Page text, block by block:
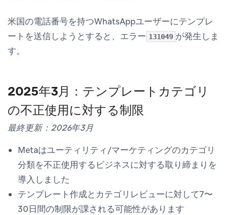
米国の電話番号を持つWhatsAppユーザーにテンプレ
ートを送信しようとすると、エラー 131049 が発生しま
す。
2025年3月：テンプレートカテゴリ
の不正使用に対する制限
最終更新：2026年3月
Metaはユーティリティ/マーケティングのカテゴリ
分類を不正使用するビジネスに対する取り締まりを
導入しました
テンプレート作成とカテゴリレビューに対して7〜
30日間の制限が課される可能性があります